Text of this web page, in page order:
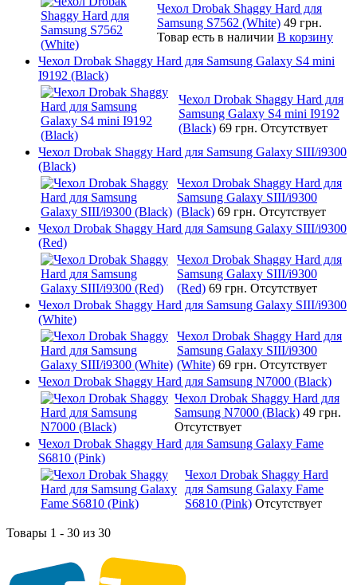
Чехол Drobak Shaggy Hard для
Samsung S7562 (White) 49 грн.
Товар есть в наличии В корзину
Чехол Drobak Shaggy Hard для Samsung Galaxy S4 mini
I9192 (Black)
Чехол Drobak Shaggy Hard для
Samsung Galaxy S4 mini I9192
(Black) 69 грн. Отсутствует
Чехол Drobak Shaggy Hard для Samsung Galaxy SIII/i9300
(Black)
Чехол Drobak Shaggy Hard для
Samsung Galaxy SIII/i9300
(Black) 69 грн. Отсутствует
Чехол Drobak Shaggy Hard для Samsung Galaxy SIII/i9300
(Red)
Чехол Drobak Shaggy Hard для
Samsung Galaxy SIII/i9300
(Red) 69 грн. Отсутствует
Чехол Drobak Shaggy Hard для Samsung Galaxy SIII/i9300
(White)
Чехол Drobak Shaggy Hard для
Samsung Galaxy SIII/i9300
(White) 69 грн. Отсутствует
Чехол Drobak Shaggy Hard для Samsung N7000 (Black)
Чехол Drobak Shaggy Hard для
Samsung N7000 (Black) 49 грн.
Отсутствует
Чехол Drobak Shaggy Hard для Samsung Galaxy Fame
S6810 (Pink)
Чехол Drobak Shaggy Hard
для Samsung Galaxy Fame
S6810 (Pink) Отсутствует
Товары 1 - 30 из 30